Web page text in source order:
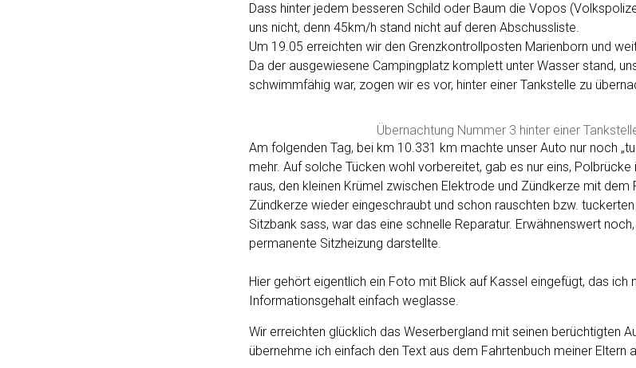
Dass hinter jedem besseren Schild oder Baum die Vopos
uns nicht, denn 45km/h stand nicht auf deren Abschussliste.
Um 19.05 erreichten wir den Grenzkontrollposten Marienborn und
Da der ausgewiesene Campingplatz komplett unter Wasser stand,
schwimmfähig war, zogen wir es vor, hinter einer Tankstelle zu
Übernachtung Nummer 3 hinter einer
Am folgenden Tag, bei km 10.331 km machte unser Auto nur noch
mehr. Auf solche Tücken wohl vorbereitet, gab es nur eins,
raus, den kleinen Krümel zwischen Elektrode und Zündkerze mit dem
Zündkerze wieder eingeschraubt und schon rauschten bzw.
Sitzbank sass, war das eine schnelle Reparatur. Erwähnenswert
permanente Sitzheizung darstellte.
Hier gehört eigentlich ein Foto mit Blick auf Kassel eingefügt, das ich
Informationsgehalt einfach weglasse.
Wir erreichten glücklich das Weserbergland mit seinen berüchtigten
übernehme ich einfach den Text aus dem Fahrtenbuch meiner Eltern